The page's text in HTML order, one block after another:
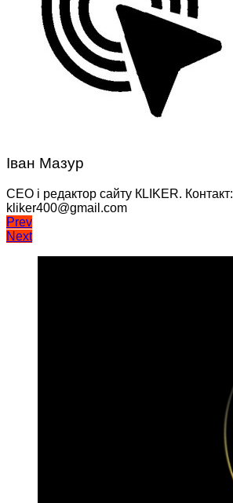
Іван Мазур
CEO і редактор сайту КLIKER. Контакт:
kliker400@gmail.com
Навігація
записів
Prev
Next